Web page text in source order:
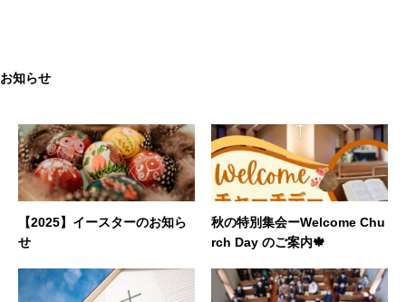
お知らせ
【2025】イースターのお知ら
せ
秋の特別集会ーWelcome Chu
rch Day のご案内🍁